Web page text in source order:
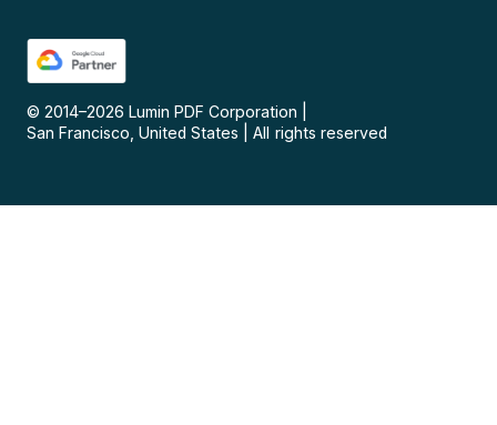
© 2014–2026 Lumin PDF Corporation
San Francisco, United States
All rights reserved